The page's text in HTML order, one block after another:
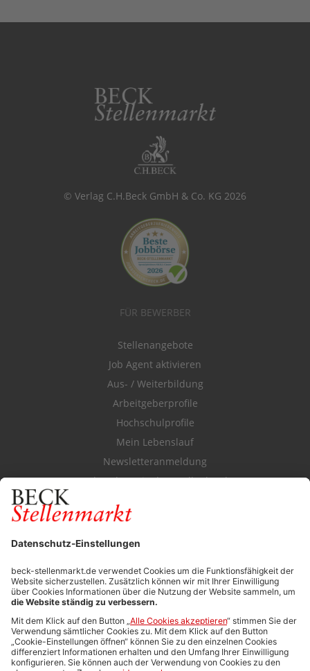
© Verlag C.H.Beck GmbH & Co. KG 2026
FÜR BEWERBER
Stellenangebote
Job Agent aktivieren
Aus- / Weiterbildung
Arbeitgeberprofile
Hochschulprofile
Mein Lebenslauf
Newsletteranmeldung
Durchsuchen Sie den Stellenkatalog
FÜR ARBEITGEBER
Stellenmarktpreise
Anzeigen-AGB
Media-Daten
Newsletteranmeldung
Produktübersicht
ALLGEMEIN